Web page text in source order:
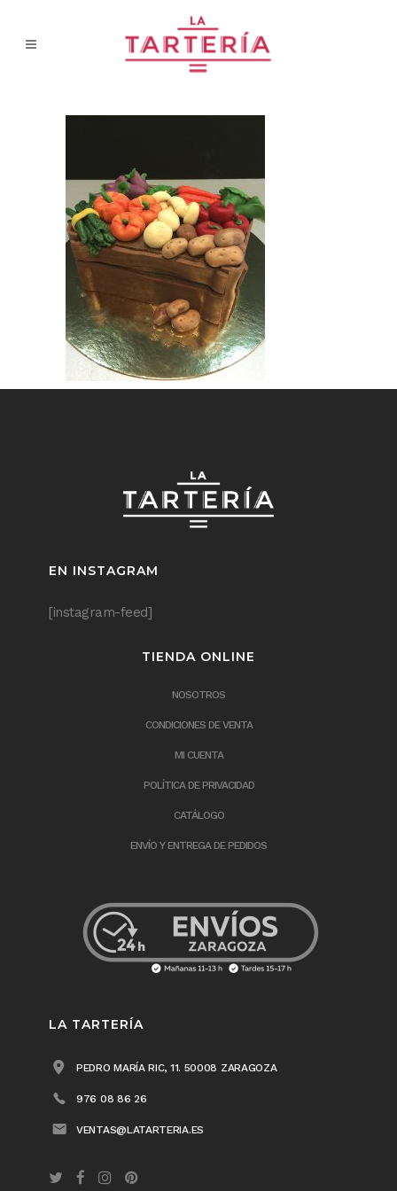
EN INSTAGRAM
[instagram-feed]
TIENDA ONLINE
NOSOTROS
CONDICIONES DE VENTA
MI CUENTA
POLÍTICA DE PRIVACIDAD
CATÁLOGO
ENVÍO Y ENTREGA DE PEDIDOS
LA TARTERÍA
PEDRO MARÍA RIC, 11. 50008 ZARAGOZA
976 08 86 26
VENTAS@LATARTERIA.ES